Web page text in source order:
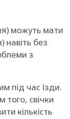
можуть мати
без
з
під час їзди.
того, свічки
кількість